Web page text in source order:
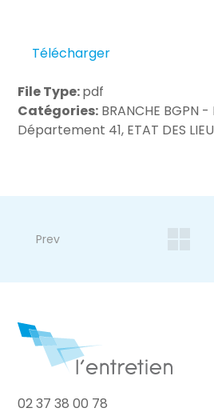
Télécharger
File Type:pdf
Catégories: BRANCHE BGPN
Département 41, ETAT DES
Prev
02 37 38 00 78